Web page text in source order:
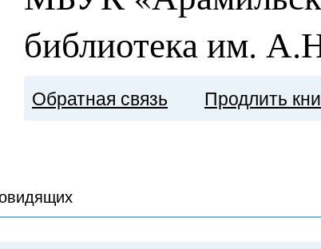
библиотека им.
Обратная связь Продлить